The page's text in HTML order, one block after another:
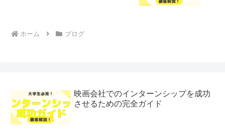
ホーム ブログ
映画会社でのインターンシップを成功
させるための完全ガイド